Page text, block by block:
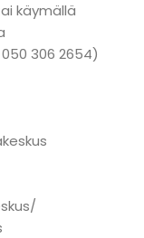
käymällä
306 2654)